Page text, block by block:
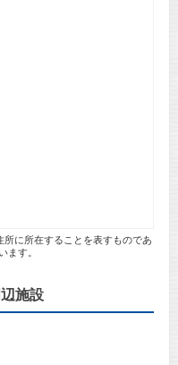
に所在することを表すものであ
ます。
施設